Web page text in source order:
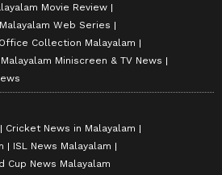
Movie Review
Malayalam Web Series
Collection Malayalam
Malayalam Miniscreen & TV News
Cricket News in Malayalam
ISL News Malayalam
Cup News Malayalam